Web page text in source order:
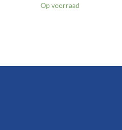
Op voorraad